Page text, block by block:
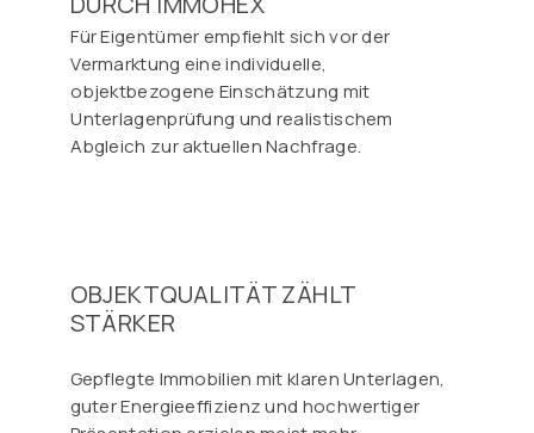
OBJEKTQUALITÄT ZÄHLT
STÄRKER
Gepflegte Immobilien mit klaren Unterlagen,
guter Energieeffizienz und hochwertiger
Für Eigentümer empfiehlt sich vor der
Vermarktung eine individuelle,
objektbezogene Einschätzung mit
Unterlagenprüfung und realistischem
Abgleich zur aktuellen Nachfrage.